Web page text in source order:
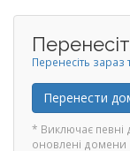
Перенесіть
Перенести
* Виключає певні
оновлені домени